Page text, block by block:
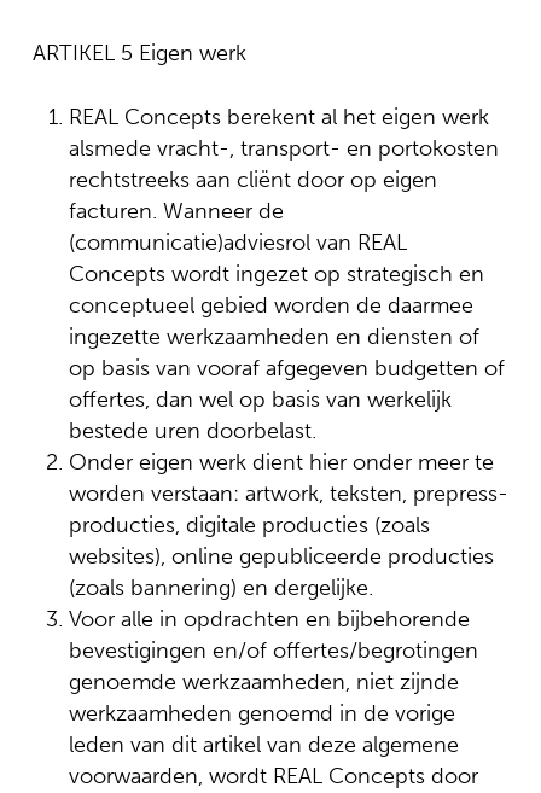
ARTIKEL 5 Eigen werk
REAL Concepts berekent al het eigen werk
alsmede vracht-, transport- en portokosten
rechtstreeks aan cliënt door op eigen
facturen. Wanneer de
(communicatie)adviesrol van REAL
Concepts wordt ingezet op strategisch en
conceptueel gebied worden de daarmee
ingezette werkzaamheden en diensten of
op basis van vooraf afgegeven budgetten of
offertes, dan wel op basis van werkelijk
bestede uren doorbelast.
Onder eigen werk dient hier onder meer te
worden verstaan: artwork, teksten, prepress-
producties, digitale producties (zoals
websites), online gepubliceerde producties
(zoals bannering) en dergelijke.
Voor alle in opdrachten en bijbehorende
bevestigingen en/of offertes/begrotingen
genoemde werkzaamheden, niet zijnde
werkzaamheden genoemd in de vorige
leden van dit artikel van deze algemene
voorwaarden, wordt REAL Concepts door